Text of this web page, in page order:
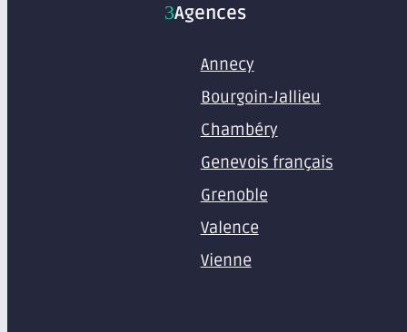
Agences
Annecy
Bourgoin-Jallieu
Chambéry
Genevois français
Grenoble
Valence
Vienne